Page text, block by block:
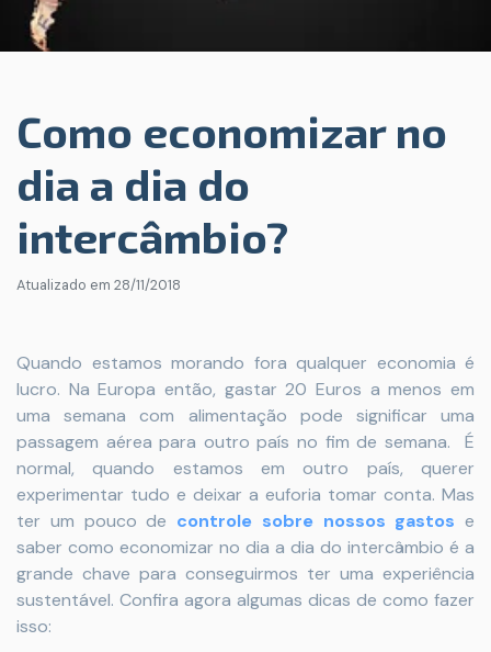
Como economizar no
dia a dia do
intercâmbio?
Atualizado em 28/11/2018
Quando estamos morando fora qualquer economia é
lucro. Na Europa então, gastar 20 Euros a menos em
uma semana com alimentação pode significar uma
passagem aérea para outro país no fim de semana. É
normal, quando estamos em outro país, querer
experimentar tudo e deixar a euforia tomar conta. Mas
ter um pouco de controle sobre nossos gastos e
saber como economizar no dia a dia do intercâmbio é a
grande chave para conseguirmos ter uma experiência
sustentável. Confira agora algumas dicas de como fazer
isso: